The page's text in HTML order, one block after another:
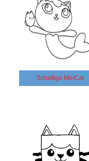
Schattige MerCat